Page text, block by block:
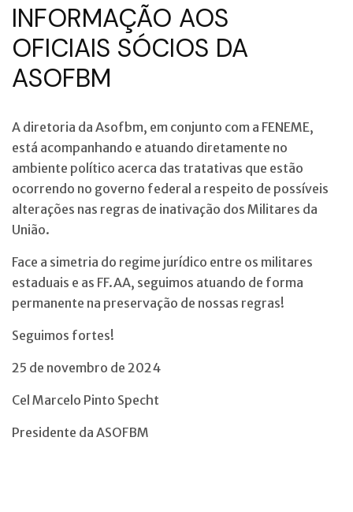
INFORMAÇÃO AOS
OFICIAIS SÓCIOS DA
ASOFBM
A diretoria da Asofbm, em conjunto com a FENEME,
está acompanhando e atuando diretamente no
ambiente político acerca das tratativas que estão
ocorrendo no governo federal a respeito de possíveis
alterações nas regras de inativação dos Militares da
União.
Face a simetria do regime jurídico entre os militares
estaduais e as FF.AA, seguimos atuando de forma
permanente na preservação de nossas regras!
Seguimos fortes!
25 de novembro de 2024
Cel Marcelo Pinto Specht
Presidente da ASOFBM